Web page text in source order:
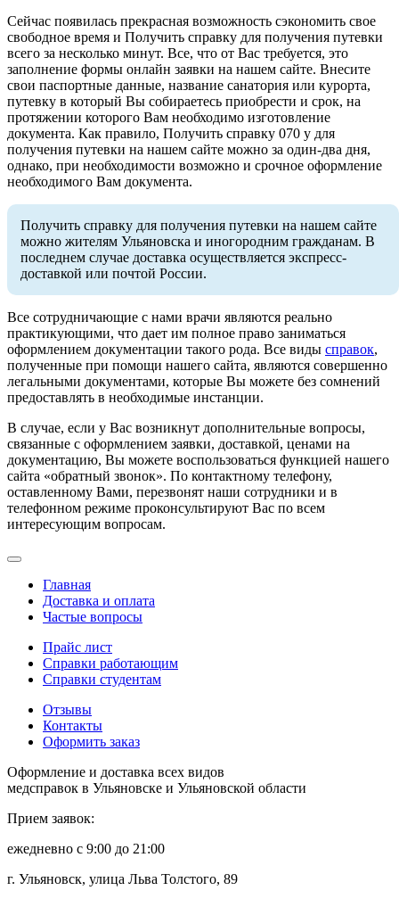
Сейчас появилась прекрасная возможность сэкономить свое
свободное время и Получить справку для получения путевки
всего за несколько минут. Все, что от Вас требуется, это
заполнение формы онлайн заявки на нашем сайте. Внесите
свои паспортные данные, название санатория или курорта,
путевку в который Вы собираетесь приобрести и срок, на
протяжении которого Вам необходимо изготовление
документа. Как правило, Получить справку 070 у для
получения путевки на нашем сайте можно за один-два дня,
однако, при необходимости возможно и срочное оформление
необходимого Вам документа.
Получить справку для получения путевки на нашем сайте
можно жителям Ульяновска и иногородним гражданам. В
последнем случае доставка осуществляется экспресс-
доставкой или почтой России.
Все сотрудничающие с нами врачи являются реально
практикующими, что дает им полное право заниматься
оформлением документации такого рода. Все виды справок,
полученные при помощи нашего сайта, являются совершенно
легальными документами, которые Вы можете без сомнений
предоставлять в необходимые инстанции.
В случае, если у Вас возникнут дополнительные вопросы,
связанные с оформлением заявки, доставкой, ценами на
документацию, Вы можете воспользоваться функцией нашего
сайта «обратный звонок». По контактному телефону,
оставленному Вами, перезвонят наши сотрудники и в
телефонном режиме проконсультируют Вас по всем
интересующим вопросам.
Главная
Доставка и оплата
Частые вопросы
Прайс лист
Справки работающим
Справки студентам
Отзывы
Контакты
Оформить заказ
Оформление и доставка всех видов
медсправок в Ульяновске и Ульяновской области
Прием заявок:
ежедневно с 9:00 до 21:00
г. Ульяновск, улица Льва Толстого, 89